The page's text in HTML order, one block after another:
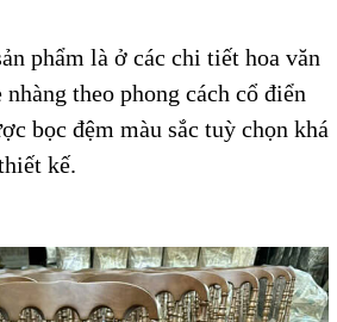
phẩm là ở các chi tiết hoa văn
theo phong cách cổ điển
bọc đệm màu sắc tuỳ chọn khá
kế.